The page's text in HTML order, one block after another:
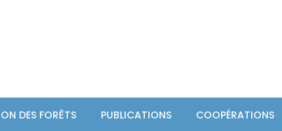
DES FORÊTS PUBLICATIONS COOPÉRATIONS